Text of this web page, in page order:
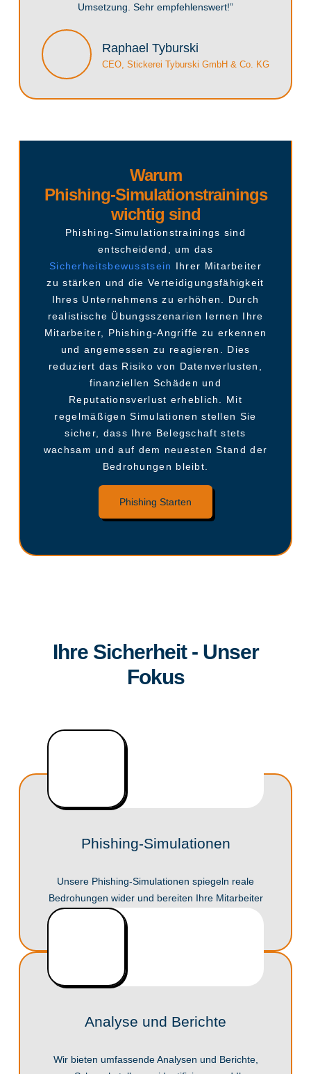
Umsetzung. Sehr empfehlenswert!”
Raphael Tyburski
CEO, Stickerei Tyburski GmbH & Co. KG
Warum
Phishing-Simulationstrainings
wichtig sind
Phishing-Simulationstrainings sind
entscheidend, um das
Sicherheitsbewusstsein Ihrer Mitarbeiter
zu stärken und die Verteidigungsfähigkeit
Ihres Unternehmens zu erhöhen. Durch
realistische Übungsszenarien lernen Ihre
Mitarbeiter, Phishing-Angriffe zu erkennen
und angemessen zu reagieren. Dies
reduziert das Risiko von Datenverlusten,
finanziellen Schäden und
Reputationsverlust erheblich. Mit
regelmäßigen Simulationen stellen Sie
sicher, dass Ihre Belegschaft stets
wachsam und auf dem neuesten Stand der
Bedrohungen bleibt.
Phishing Starten
Ihre Sicherheit - Unser
Fokus
Phishing-Simulationen
Unsere Phishing-Simulationen spiegeln reale
Bedrohungen wider und bereiten Ihre Mitarbeiter
effektiv auf echte Angriffe vor.
Analyse und Berichte
Wir bieten umfassende Analysen und Berichte,